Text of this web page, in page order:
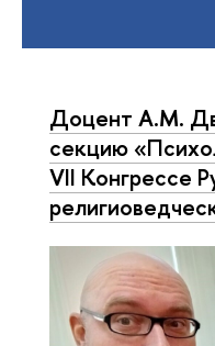
Доцент А.М.
секцию
VII Конгрессе